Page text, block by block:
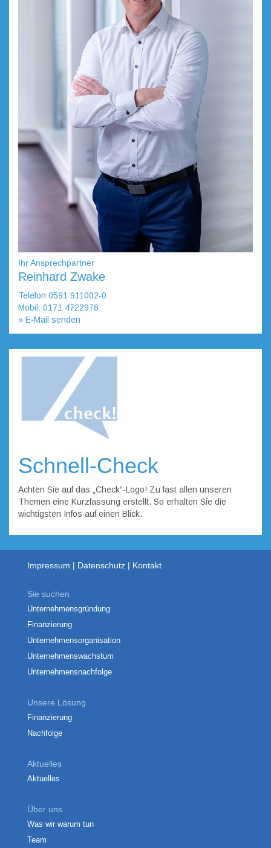
Ihr Ansprechpartner
Reinhard Zwake
Telefon 0591 911002-0
Mobil: 0171 4722978
» E-Mail senden
Schnell-Check
Achten Sie auf das „Check“-Logo! Zu fast allen unseren
Themen eine Kurzfassung erstellt. So erhalten Sie die
wichtigsten Infos auf einen Blick.
Impressum Datenschutz Kontakt
Sie suchen
Unternehmensgründung
Finanzierung
Unternehmensorganisation
Unternehmenswachstum
Unternehmensnachfolge
Unsere Lösung
Finanzierung
Nachfolge
Aktuelles
Aktuelles
Über uns
Was wir warum tun
Team